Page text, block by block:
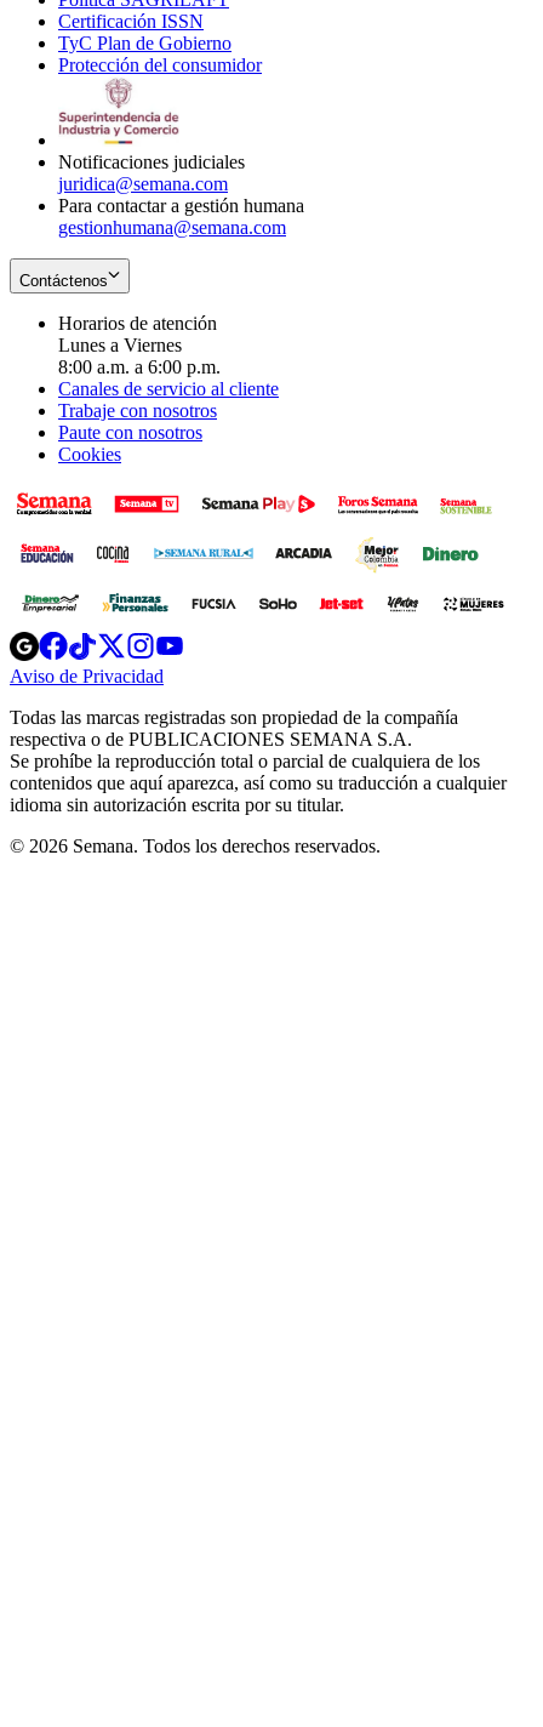
new
window
Certificación ISSN
in
new
TyC Plan de Gobierno
in
Protección del consumidorOpens
Notificaciones judiciales
juridica@semana.com
Para contactar a gestión humana
gestionhumana@semana.com
Contáctenos
Horarios de atención
Lunes a Viernes
8:00 a.m. a 6:00 p.m.
Canales de servicio al cliente
Trabaje con nosotros
Paute con nosotros
Cookies
Opens
in
new
Opens
in
new
Opens
in
new
window
Opens
new
windowwindow
Aviso de Privacidad
new
window
Todas las marcas registradas son propiedad de la compañía
respectiva o de PUBLICACIONES SEMANA S.A.
Se prohíbe la reproducción total o parcial de cualquiera de los
contenidos que aquí aparezca, así como su traducción a cualquier
idioma sin autorización escrita por su titular.
© 2026 Semana. Todos los derechos reservados.